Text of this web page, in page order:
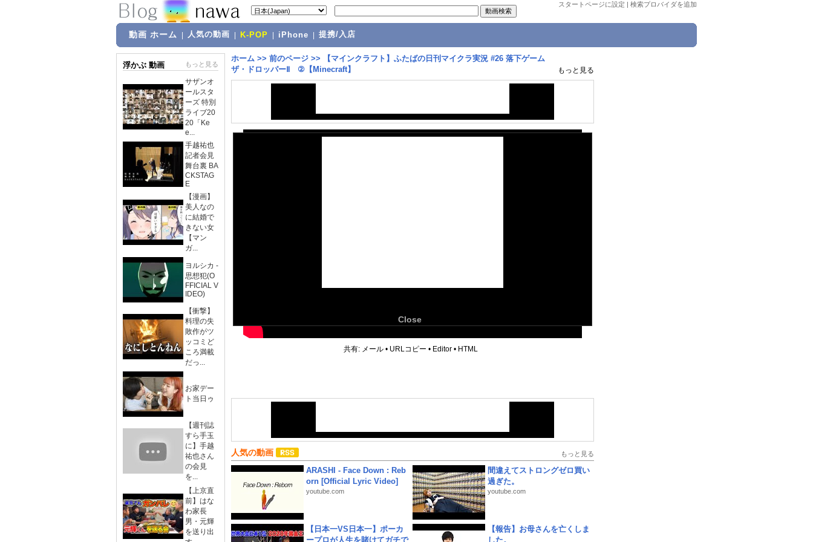
スタートページに設定 | 検索プロバイダを追加
動画 ホーム 人気の動画 K-POP iPhone 提携/入店
浮かぶ 動画 もっと見る
サザンオ
ールスタ
ーズ 特別
ライブ20
20「Ke
e...
手越祐也
記者会見
舞台裏 BA
CKSTAG
E
【漫画】
美人なの
に結婚で
きない女
【マン
ガ...
ヨルシカ -
思想犯(O
FFICIAL V
IDEO)
【衝撃】
料理の失
敗作がツ
ッコミど
ころ満載
だっ...
お家デー
ト当日ゥ
【週刊誌
すら手玉
に】手越
祐也さん
の会見
を...
【上京直
前】はな
わ家長
男・元輝
を送り出
ホーム >> 前のページ >>
【マインクラフト】ふたばの日刊マイクラ実況 #26 落下ゲーム
ザ・ドロッパーⅡ ②【Minecraft】
もっと見る
Close
共有: メール • URLコピー • Editor • HTML
人気の動画 もっと見る
ARASHI - Face Down : Reb
orn [Official Lyric Video]
youtube.com
間違えてストロングゼロ買い
過ぎた。
youtube.com
【日本一VS日本一】ポーカ
ープロが人生を賭けてガチで
【報告】お母さんを亡くしま
した。